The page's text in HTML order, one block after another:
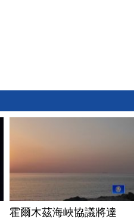
霍爾木茲海峽協議將達